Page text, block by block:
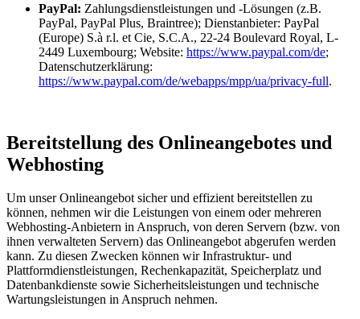
PayPal: Zahlungsdienstleistungen und -Lösungen (z.B.
PayPal, PayPal Plus, Braintree); Dienstanbieter: PayPal
(Europe) S.à r.l. et Cie, S.C.A., 22-24 Boulevard Royal, L-
2449 Luxembourg; Website: https://www.paypal.com/de;
Datenschutzerklärung:
https://www.paypal.com/de/webapps/mpp/ua/privacy-full.
Bereitstellung des Onlineangebotes und
Webhosting
Um unser Onlineangebot sicher und effizient bereitstellen zu
können, nehmen wir die Leistungen von einem oder mehreren
Webhosting-Anbietern in Anspruch, von deren Servern (bzw. von
ihnen verwalteten Servern) das Onlineangebot abgerufen werden
kann. Zu diesen Zwecken können wir Infrastruktur- und
Plattformdienstleistungen, Rechenkapazität, Speicherplatz und
Datenbankdienste sowie Sicherheitsleistungen und technische
Wartungsleistungen in Anspruch nehmen.